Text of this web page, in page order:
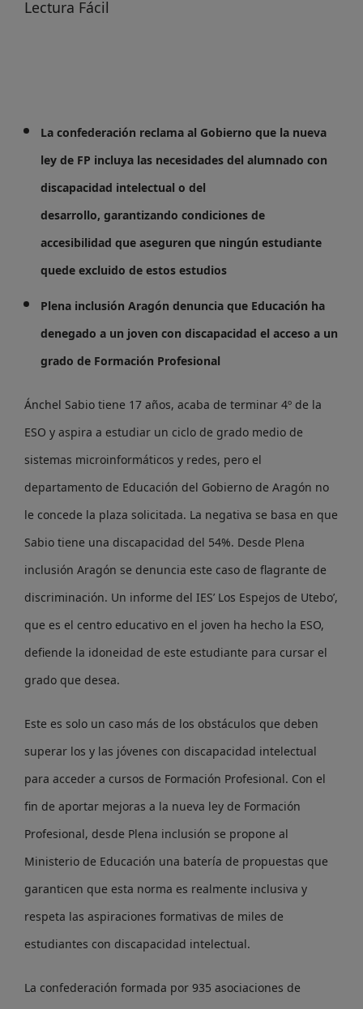
Lectura Fácil
La confederación reclama al Gobierno que la nueva
ley de FP incluya las necesidades del alumnado con
discapacidad intelectual o del
desarrollo, garantizando condiciones de
accesibilidad que aseguren que ningún estudiante
quede excluido de estos estudios
Plena inclusión Aragón denuncia que Educación ha
denegado a un joven con discapacidad el acceso a un
grado de Formación Profesional
Ánchel Sabio tiene 17 años, acaba de terminar 4º de la
ESO y aspira a estudiar un ciclo de grado medio de
sistemas microinformáticos y redes, pero el
departamento de Educación del Gobierno de Aragón no
le concede la plaza solicitada. La negativa se basa en que
Sabio tiene una discapacidad del 54%. Desde Plena
inclusión Aragón se denuncia este caso de flagrante de
discriminación. Un informe del IES’ Los Espejos de Utebo’,
que es el centro educativo en el joven ha hecho la ESO,
defiende la idoneidad de este estudiante para cursar el
grado que desea.
Este es solo un caso más de los obstáculos que deben
superar los y las jóvenes con discapacidad intelectual
para acceder a cursos de Formación Profesional. Con el
fin de aportar mejoras a la nueva ley de Formación
Profesional, desde Plena inclusión se propone al
Ministerio de Educación una batería de propuestas que
garanticen que esta norma es realmente inclusiva y
respeta las aspiraciones formativas de miles de
estudiantes con discapacidad intelectual.
La confederación formada por 935 asociaciones de